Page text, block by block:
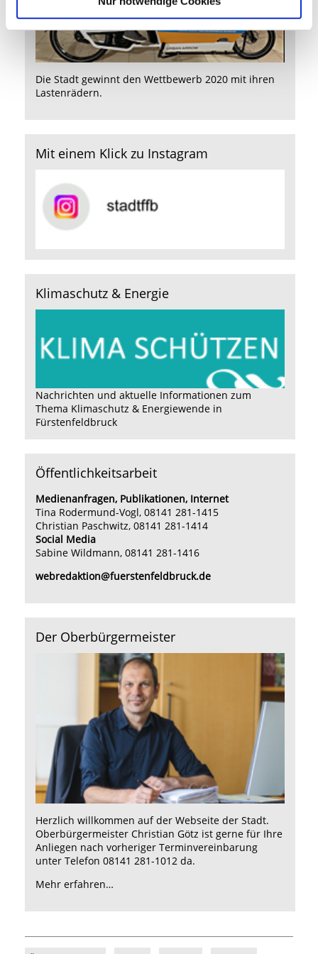
Die Stadt gewinnt den Wettbewerb 2020 mit ihren
Lastenrädern.
Mit einem Klick zu Instagram
Klimaschutz & Energie
Nachrichten und aktuelle Informationen zum
Thema Klimaschutz & Energiewende in
Fürstenfeldbruck
Öffentlichkeitsarbeit
Medienanfragen, Publikationen, Internet
Tina Rodermund-Vogl, 08141 281-1415
Christian Paschwitz, 08141 281-1414
Social Media
Sabine Wildmann, 08141 281-1416
webredaktion@fuerstenfeldbruck.de
Der Oberbürgermeister
Herzlich willkommen auf der Webseite der Stadt.
Oberbürgermeister Christian Götz ist gerne für Ihre
Anliegen nach vorheriger Terminvereinbarung
unter Telefon 08141 281-1012 da.
Mehr erfahren…